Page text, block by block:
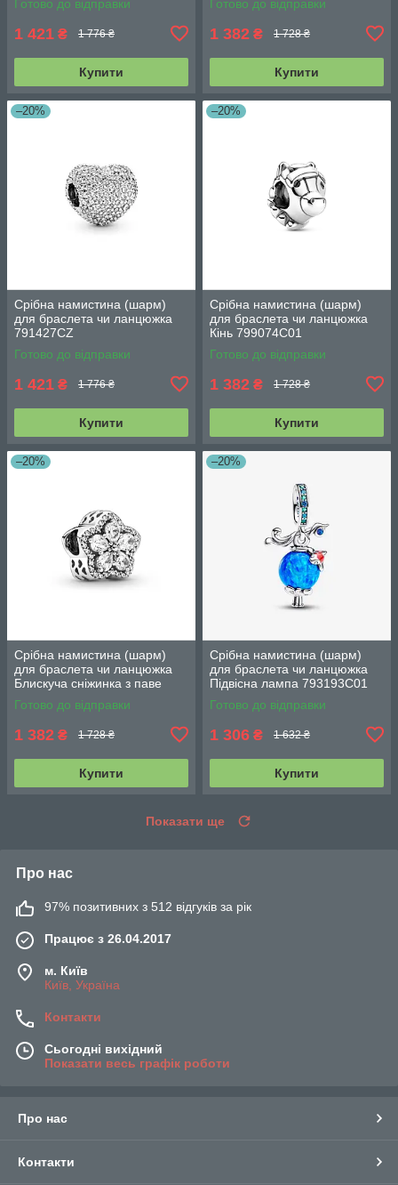
Готово до відправки
1 421 ₴ 1 776 ₴
Купити
Готово до відправки
1 382 ₴ 1 728 ₴
Купити
–20%
Срібна намистина (шарм)
для браслета чи ланцюжка
791427CZ
Готово до відправки
1 421 ₴ 1 776 ₴
Купити
–20%
Срібна намистина (шарм)
для браслета чи ланцюжка
Кінь 799074C01
Готово до відправки
1 382 ₴ 1 728 ₴
Купити
–20%
Срібна намистина (шарм)
для браслета чи ланцюжка
Блискуча сніжинка з паве
799224C01
Готово до відправки
1 382 ₴ 1 728 ₴
Купити
–20%
Срібна намистина (шарм)
для браслета чи ланцюжка
Підвісна лампа 793193C01
Готово до відправки
1 306 ₴ 1 632 ₴
Купити
Показати ще
Про нас
97% позитивних з 512 відгуків за рік
Працює з 26.04.2017
м. Київ
Київ, Україна
Контакти
Сьогодні вихідний
Показати весь графік роботи
Про нас
Контакти